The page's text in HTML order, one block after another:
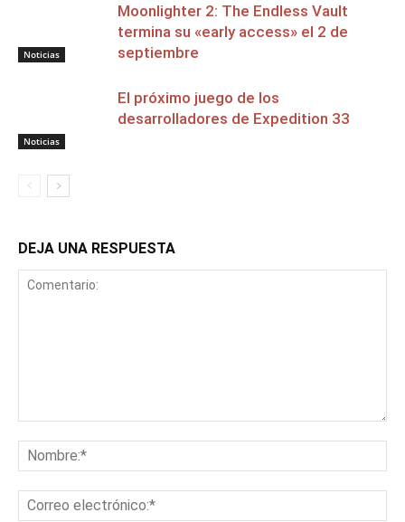
Noticias
Moonlighter 2: The Endless Vault
termina su «early access» el 2 de
septiembre
Noticias
El próximo juego de los
desarrolladores de Expedition 33
DEJA UNA RESPUESTA